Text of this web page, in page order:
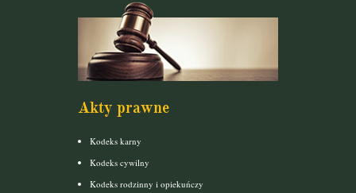
Akty prawne
Kodeks karny
Kodeks cywilny
Kodeks rodzinny i opiekuńczy